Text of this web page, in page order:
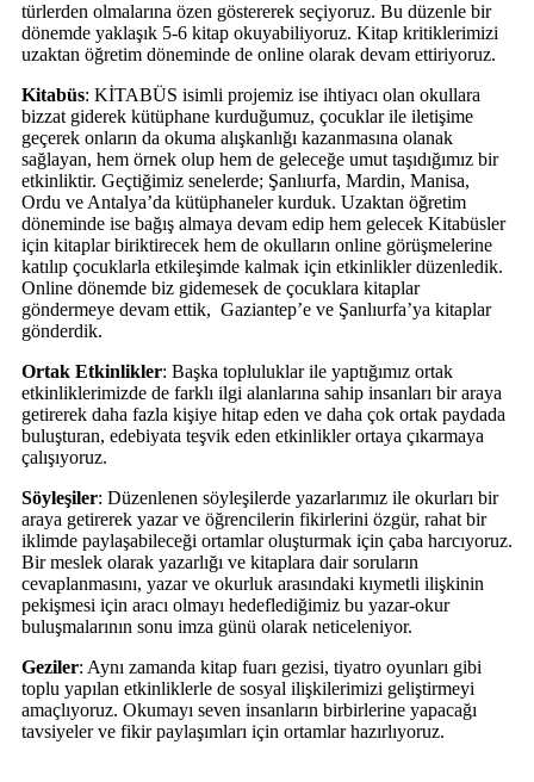
türlerden olmalarına özen göstererek seçiyoruz. Bu düzenle bir
dönemde yaklaşık 5-6 kitap okuyabiliyoruz. Kitap kritiklerimizi
uzaktan öğretim döneminde de online olarak devam ettiriyoruz.
Kitabüs: KİTABÜS isimli projemiz ise ihtiyacı olan okullara
bizzat giderek kütüphane kurduğumuz, çocuklar ile iletişime
geçerek onların da okuma alışkanlığı kazanmasına olanak
sağlayan, hem örnek olup hem de geleceğe umut taşıdığımız bir
etkinliktir. Geçtiğimiz senelerde; Şanlıurfa, Mardin, Manisa,
Ordu ve Antalya’da kütüphaneler kurduk. Uzaktan öğretim
döneminde ise bağış almaya devam edip hem gelecek Kitabüsler
için kitaplar biriktirecek hem de okulların online görüşmelerine
katılıp çocuklarla etkileşimde kalmak için etkinlikler düzenledik.
Online dönemde biz gidemesek de çocuklara kitaplar
göndermeye devam ettik, Gaziantep’e ve Şanlıurfa’ya kitaplar
gönderdik.
Ortak Etkinlikler: Başka topluluklar ile yaptığımız ortak
etkinliklerimizde de farklı ilgi alanlarına sahip insanları bir araya
getirerek daha fazla kişiye hitap eden ve daha çok ortak paydada
buluşturan, edebiyata teşvik eden etkinlikler ortaya çıkarmaya
çalışıyoruz.
Söyleşiler: Düzenlenen söyleşilerde yazarlarımız ile okurları bir
araya getirerek yazar ve öğrencilerin fikirlerini özgür, rahat bir
iklimde paylaşabileceği ortamlar oluşturmak için çaba harcıyoruz.
Bir meslek olarak yazarlığı ve kitaplara dair soruların
cevaplanmasını, yazar ve okurluk arasındaki kıymetli ilişkinin
pekişmesi için aracı olmayı hedeflediğimiz bu yazar-okur
buluşmalarının sonu imza günü olarak neticeleniyor.
Geziler: Aynı zamanda kitap fuarı gezisi, tiyatro oyunları gibi
toplu yapılan etkinliklerle de sosyal ilişkilerimizi geliştirmeyi
amaçlıyoruz. Okumayı seven insanların birbirlerine yapacağı
tavsiyeler ve fikir paylaşımları için ortamlar hazırlıyoruz.